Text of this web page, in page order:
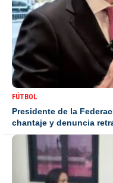
FÚTBOL
Presidente de la
chantaje y denuncia